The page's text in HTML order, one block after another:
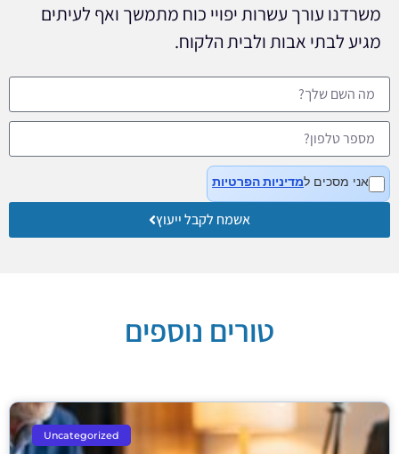
משרדנו עורך עשרות יפויי כוח מתמשך ואף לעיתים
מגיע לבתי אבות ולבית הלקוח.
אני מסכים למדיניות הפרטיות
אשמח לקבל ייעוץ
טורים נוספים
Uncategorized